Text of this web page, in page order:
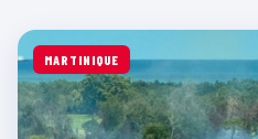
MARTINIQUE